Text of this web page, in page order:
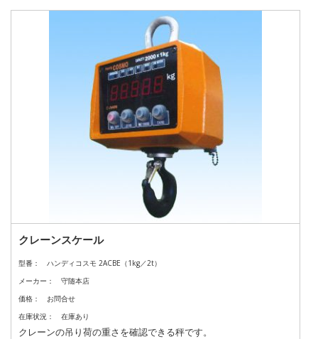
クレーンスケール
型番：
ハンディコスモ 2ACBE（1kg／2t）
メーカー：
守随本店
価格：
お問合せ
在庫状況：
在庫あり
クレーンの吊り荷の重さを確認できる秤です。